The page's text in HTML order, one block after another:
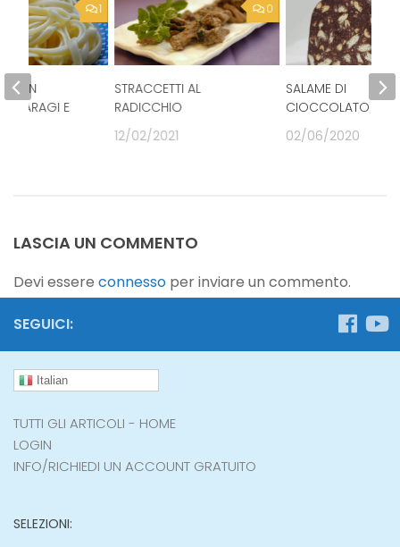
0
STRACCETTI AL
RADICCHIO
12/02/2021
SALAME DI
CIOCCOLATO
02/06/2020
1
CON
E
LASCIA UN COMMENTO
Devi essere connesso per inviare un commento.
SEGUICI:
Italian
TUTTI GLI ARTICOLI - HOME
LOGIN
INFO/RICHIEDI UN ACCOUNT GRATUITO
SELEZIONI: